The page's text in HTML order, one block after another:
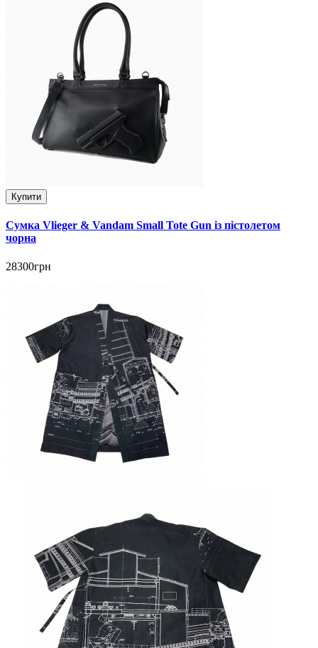
Купити
Сумка Vlieger & Vandam Small Tote Gun із пістолетом
чорна
28300грн